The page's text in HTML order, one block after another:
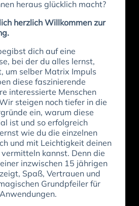
heraus glücklich macht?
herzlich Willkommen zur
dich auf eine
bei der du alles lernst,
um selber Matrix Impuls
diese faszinierende
interessierte Menschen
steigen noch tiefer in die
ein, warum diese
ist und so erfolgreich
wie du die einzelnen
und mit Leichtigkeit deinen
kannst. Denn die
inzwischen 15 jährigen
Spaß, Vertrauen und
Grundpfeiler für